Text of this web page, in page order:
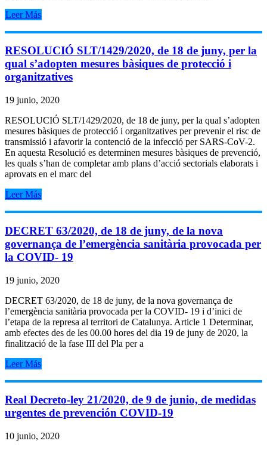
Leer Más
RESOLUCIÓ SLT/1429/2020, de 18 de juny, per la
qual s’adopten mesures bàsiques de protecció i
organitzatives
19 junio, 2020
RESOLUCIÓ SLT/1429/2020, de 18 de juny, per la qual s’adopten
mesures bàsiques de protecció i organitzatives per prevenir el risc de
transmissió i afavorir la contenció de la infecció per SARS-CoV-2.
En aquesta Resolució es determinen mesures bàsiques de prevenció,
les quals s’han de completar amb plans d’acció sectorials elaborats i
aprovats en el marc del
Leer Más
DECRET 63/2020, de 18 de juny, de la nova
governança de l’emergència sanitària provocada per
la COVID- 19
19 junio, 2020
DECRET 63/2020, de 18 de juny, de la nova governança de
l’emergència sanitària provocada per la COVID- 19 i d’inici de
l’etapa de la represa al territori de Catalunya. Article 1 Determinar,
amb efectes des de les 00.00 hores del dia 19 de juny de 2020, la
finalització de la fase III del Pla per a
Leer Más
Real Decreto-ley 21/2020, de 9 de junio, de medidas
urgentes de prevención COVID-19
10 junio, 2020